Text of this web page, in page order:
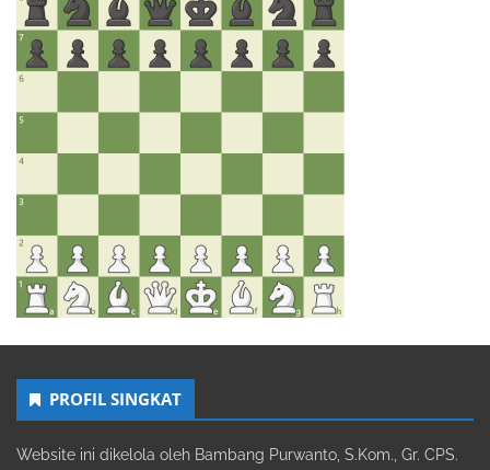
PROFIL SINGKAT
Website ini dikelola oleh Bambang Purwanto, S.Kom., Gr. CPS.